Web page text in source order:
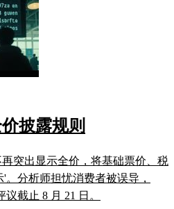
披露规则
突出显示全价，将基础票价、税
分析师担忧消费者被误导，
截止 8 月 21 日。